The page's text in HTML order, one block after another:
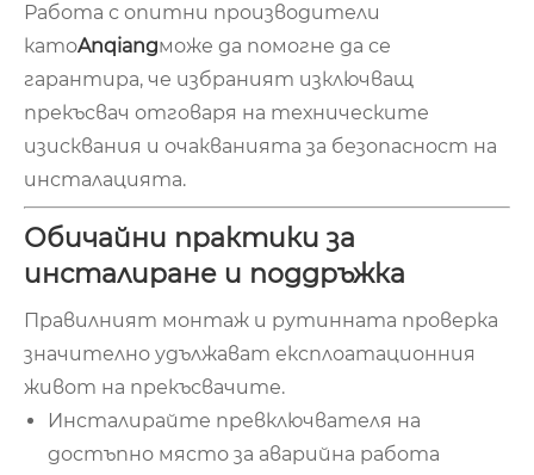
Работа с опитни производители
катоAnqiangможе да помогне да се
гарантира, че избраният изключващ
прекъсвач отговаря на техническите
изисквания и очакванията за безопасност на
инсталацията.
Обичайни практики за
инсталиране и поддръжка
Правилният монтаж и рутинната проверка
значително удължават експлоатационния
живот на прекъсвачите.
Инсталирайте превключвателя на
достъпно място за аварийна работа